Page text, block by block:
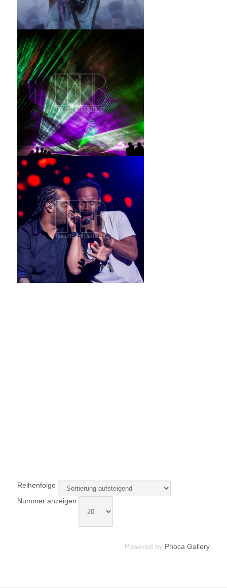
Reihenfolge
Nummer anzeigen
Powered by Phoca Gallery